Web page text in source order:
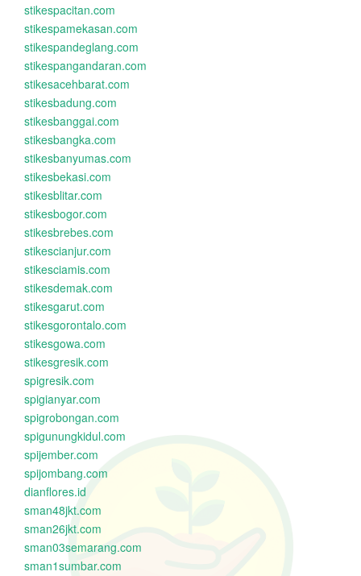
stikespacitan.com
stikespamekasan.com
stikespandeglang.com
stikespangandaran.com
stikesacehbarat.com
stikesbadung.com
stikesbanggai.com
stikesbangka.com
stikesbanyumas.com
stikesbekasi.com
stikesblitar.com
stikesbogor.com
stikesbrebes.com
stikescianjur.com
stikesciamis.com
stikesdemak.com
stikesgarut.com
stikesgorontalo.com
stikesgowa.com
stikesgresik.com
spigresik.com
spigianyar.com
spigrobongan.com
spigunungkidul.com
spijember.com
spijombang.com
dianflores.id
sman48jkt.com
sman26jkt.com
sman03semarang.com
sman1sumbar.com